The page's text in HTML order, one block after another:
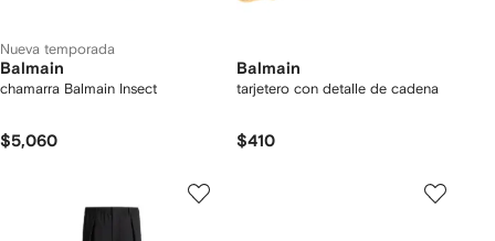
Nueva temporada
Balmain
chamarra Balmain Insect
$5,060
Balmain
tarjetero con detalle de cadena
$410